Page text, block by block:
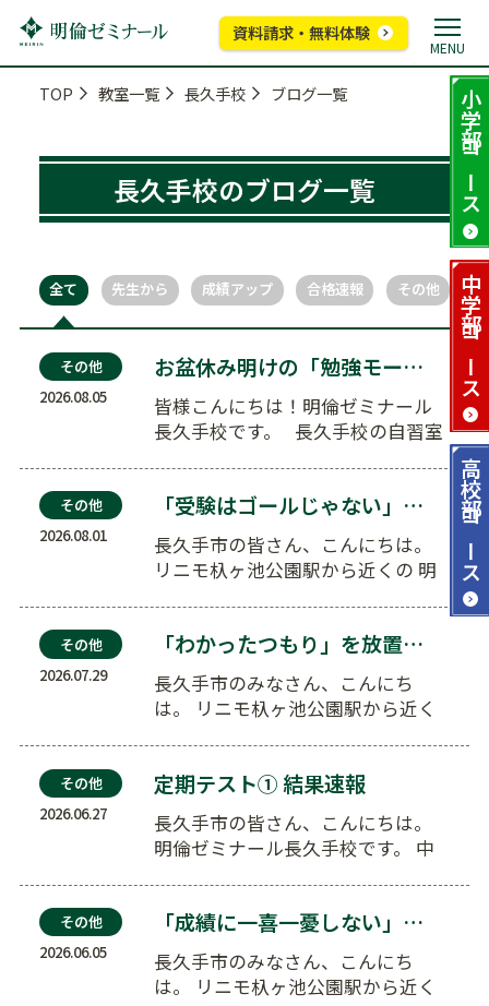
資料請求・無料体験
MENU
小学部
コース
中学部
コース
高校部
コース
TOP 教室一覧 長久手校 ブログ一覧
長久手校のブログ一覧
全て 先生から 成績アップ 合格速報 その他
その他
2026.08.05
お盆休み明けの「勉強モード」への切り替え術。5分間…
皆様こんにちは！明倫ゼミナール
長久手校です。 長久手校の自習室
その他
2026.08.01
「受験はゴールじゃない」世界へ羽ばたいた先輩から学…
長久手市の皆さん、こんにちは。
リニモ杁ヶ池公園駅から近くの 明
その他
2026.07.29
「わかったつもり」を放置しない！
長久手市のみなさん、こんにち
は。 リニモ杁ヶ池公園駅から近く
その他
2026.06.27
定期テスト① 結果速報
長久手市の皆さん、こんにちは。
明倫ゼミナール長久手校です。 中
その他
2026.06.05
「成績に一喜一憂しない」が合格への近道！中学受験を…
長久手市のみなさん、こんにち
は。 リニモ杁ヶ池公園駅から近く